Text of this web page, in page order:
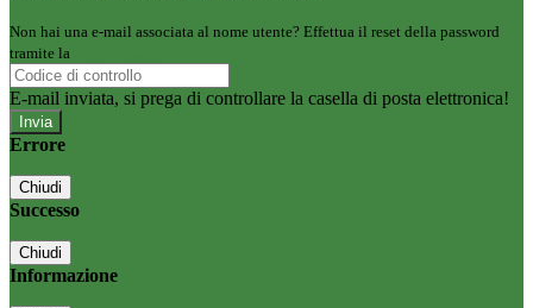
Non hai una e-mail associata al nome utente? Effettua il reset della password
tramite la
E-mail inviata, si prega di controllare la casella di posta elettronica!
Errore
Chiudi
Successo
Chiudi
Informazione